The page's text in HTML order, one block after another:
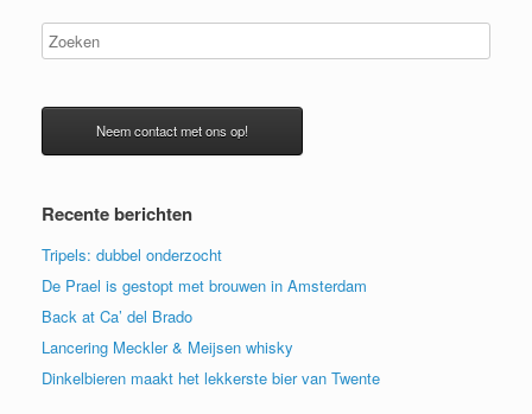
Neem contact met ons op!
Recente berichten
Tripels: dubbel onderzocht
De Prael is gestopt met brouwen in Amsterdam
Back at Ca’ del Brado
Lancering Meckler & Meijsen whisky
Dinkelbieren maakt het lekkerste bier van Twente